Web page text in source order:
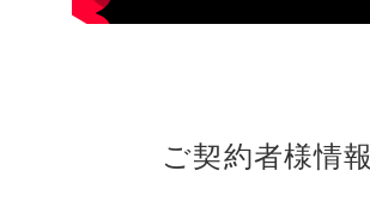
ご契約者様情報